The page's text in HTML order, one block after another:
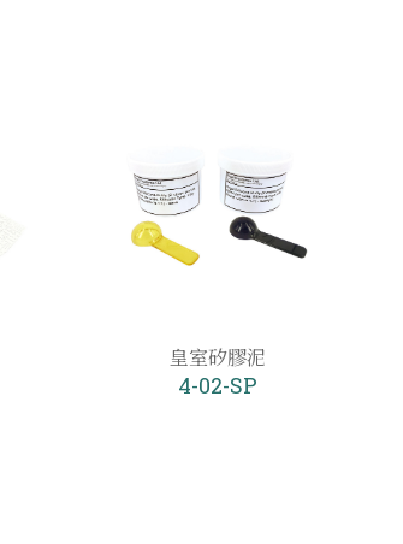
皇室矽膠泥
4-02-SP